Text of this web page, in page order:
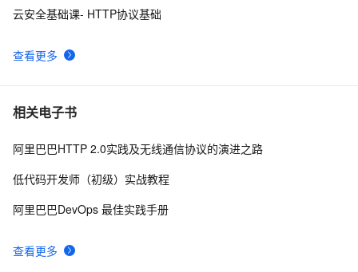
识别威胁IP
"http://www.w3.org/TR/xhtml1/DTD/xhtml1-strict.dtd">
查看更多
云安全基础课- HTTP协议基础
相关电子书
查看更多
阿里巴巴HTTP 2.0实践及无线通信协议的演进之路
低代码开发师（初级）实战教程
阿里巴巴DevOps 最佳实践手册